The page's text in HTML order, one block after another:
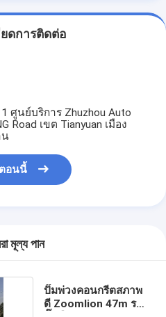
ยดการติดต่อ
ศูนย์บริการ Zhuzhou Auto
Road เขต Tianyuan เมือง
น
อนนี้
মূল্য পান
ปั๊มพ่วงคอนกรีตสภาพ
ดี Zoomlion 47m รถ